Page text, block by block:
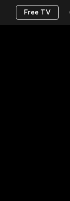
Free TV